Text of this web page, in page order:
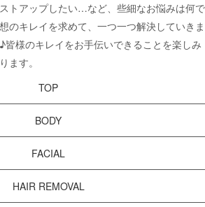
トアップしたい…など、些細なお悩みは何で
のキレイを求めて、一つ一つ解決していきま
皆様のキレイをお手伝いできることを楽しみ
ます。
TOP
BODY
FACIAL
HAIR REMOVAL